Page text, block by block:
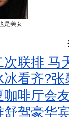
是美女
联排 马
看齐?
啡厅会
驾豪华